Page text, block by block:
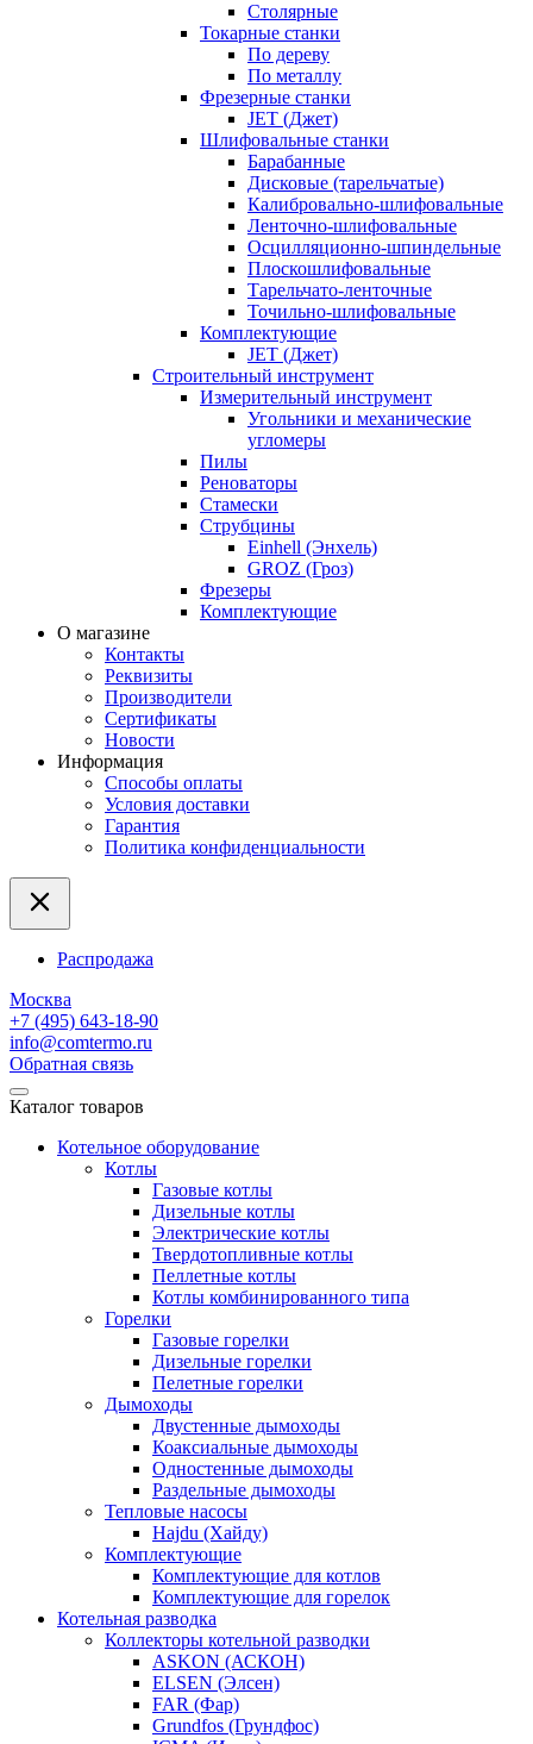
Столярные
Токарные станки
По дереву
По металлу
Фрезерные станки
JET (Джет)
Шлифовальные станки
Барабанные
Дисковые (тарельчатые)
Калибровально-шлифовальные
Ленточно-шлифовальные
Осцилляционно-шпиндельные
Плоскошлифовальные
Тарельчато-ленточные
Точильно-шлифовальные
Комплектующие
JET (Джет)
Строительный инструмент
Измерительный инструмент
Угольники и механические
угломеры
Пилы
Реноваторы
Стамески
Струбцины
Einhell (Энхель)
GROZ (Гроз)
Фрезеры
Комплектующие
О магазине
Контакты
Реквизиты
Производители
Сертификаты
Новости
Информация
Способы оплаты
Условия доставки
Гарантия
Политика конфиденциальности
Распродажа
Москва
+7 (495) 643-18-90
info@comtermo.ru
Обратная связь
Каталог товаров
Котельное оборудование
Котлы
Газовые котлы
Дизельные котлы
Электрические котлы
Твердотопливные котлы
Пеллетные котлы
Котлы комбинированного типа
Горелки
Газовые горелки
Дизельные горелки
Пелетные горелки
Дымоходы
Двустенные дымоходы
Коаксиальные дымоходы
Одностенные дымоходы
Раздельные дымоходы
Тепловые насосы
Hajdu (Хайду)
Комплектующие
Комплектующие для котлов
Комплектующие для горелок
Котельная разводка
Коллекторы котельной разводки
ASKON (АСКОН)
ELSEN (Элсен)
FAR (Фар)
Grundfos (Грундфос)